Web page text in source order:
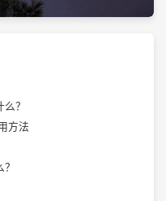
？
方法